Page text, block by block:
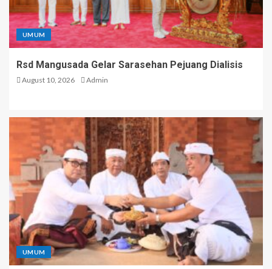
UMUM
Rsd Mangusada Gelar Sarasehan Pejuang Dialisis
August 10, 2026 Admin
UMUM